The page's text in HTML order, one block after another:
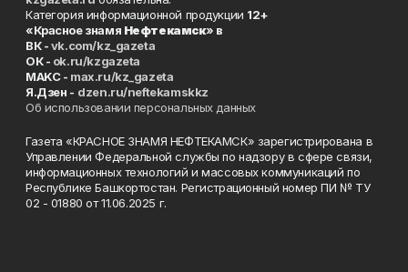
Категория информационной продукции 12+
«Красное знамя Нефтекамск» в
ВК -vk.com/kz_gazeta
ОК - ok.ru/kzgazeta
MAKC - max.ru/kz_gazeta
Я.Дзен - dzen.ru/neftekamskkz
Об использовании персональных данных
Газета «КРАСНОЕ ЗНАМЯ НЕФТЕКАМСК» зарегистрирована в
Управлении Федеральной службы по надзору в сфере связи,
информационных технологий и массовых коммуникаций по
Республике Башкортостан. Регистрационный номер ПИ № ТУ
02 - 01880 от 11.06.2025 г.